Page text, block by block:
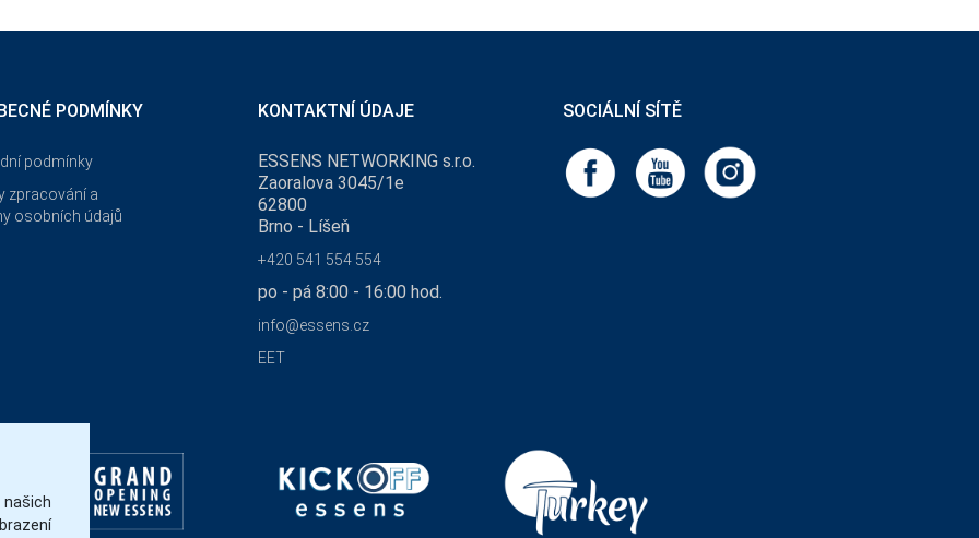
PODMÍNKY
podmínky
zpracování a
osobních údajů
KONTAKTNÍ ÚDAJE
ESSENS NETWORKING s.r.o.
Zaoralova 3045/1e
62800
Brno - Líšeň
+420 541 554 554
po - pá 8:00 - 16:00 hod.
info@essens.cz
EET
SOCIÁLNÍ SÍTĚ